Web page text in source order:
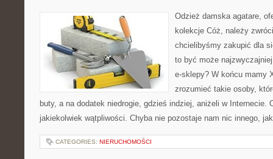
Odzież damska agatare,
kolekcje Cóż, należy
chcielibyśmy zakupić dla
to być może
e-sklepy? W końcu mamy
zrozumieć takie osoby,
buty, a na dodatek niedrogie, gdzieś indziej, aniżeli w Internecie.
jakiekolwiek wątpliwości. Chyba nie pozostaje nam nic innego,
CATEGORIES: NIERUCHOMOŚCI